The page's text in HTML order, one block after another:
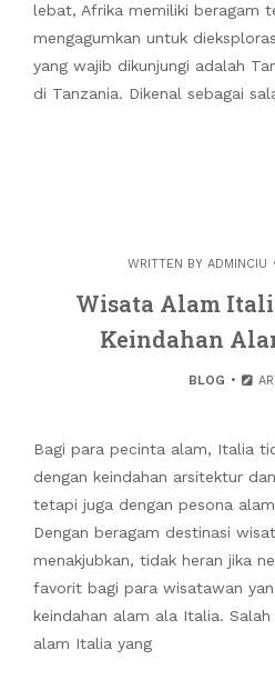
lebat, Afrika memiliki beragam
mengagumkan untuk
yang wajib dikunjungi adalah
di Tanzania. Dikenal sebagai
WRITTEN BY ADMINCIU
Wisata Alam
Keindahan
BLOG
Bagi para pecinta alam, Italia
dengan keindahan arsitektur
tetapi juga dengan pesona
Dengan beragam destinasi
menakjubkan, tidak heran jika
favorit bagi para wisatawan
keindahan alam ala Italia.
alam Italia yang